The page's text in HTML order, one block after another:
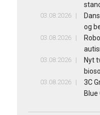
03.08.2026
og
03.08.2026
03.08.2026
Nyt
03.08.2026
3C
Blue